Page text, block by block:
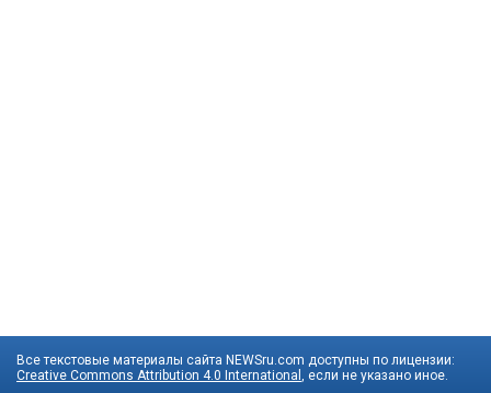
Все текстовые материалы сайта NEWSru.com доступны по лицензии:
Creative Commons Attribution 4.0 International , если не указано иное.